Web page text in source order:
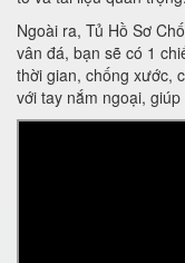
Ngoài ra, Tủ Hồ Sơ
vân đá, bạn sẽ có 1
thời gian, chống xước,
với tay nắm ngoại,